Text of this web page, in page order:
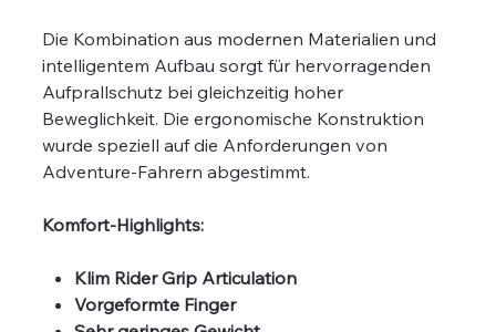
Die Kombination aus modernen Materialien und
intelligentem Aufbau sorgt für hervorragenden
Aufprallschutz bei gleichzeitig hoher
Beweglichkeit. Die ergonomische Konstruktion
wurde speziell auf die Anforderungen von
Adventure-Fahrern abgestimmt.
Komfort-Highlights:
Klim Rider Grip Articulation
Vorgeformte Finger